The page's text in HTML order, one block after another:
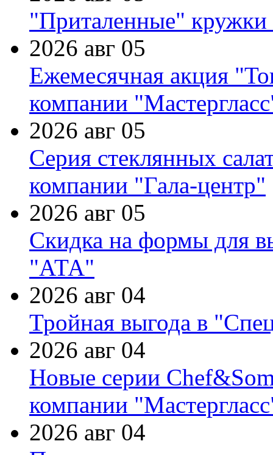
"Приталенные" кружки
2026 авг 05
Ежемесячная акция
компании
2026 авг 05
Серия стеклянных
компании "Гала-центр"
2026 авг 05
Скидка на формы для
"АТА"
2026 авг 04
Тройная выгода в
2026 авг 04
Новые серии
компании
2026 авг 04